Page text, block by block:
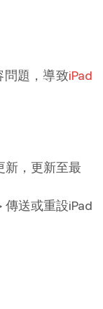
問題，導致iPad
新，更新至最
傳送或重設iPad